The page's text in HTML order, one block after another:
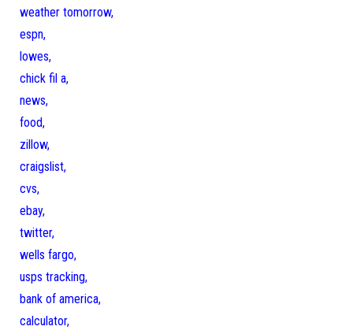
weather tomorrow,
espn,
lowes,
chick fil a,
news,
food,
zillow,
craigslist,
cvs,
ebay,
twitter,
wells fargo,
usps tracking,
bank of america,
calculator,